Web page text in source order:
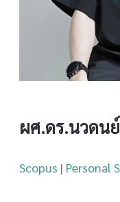
ผศ.ดร.นวดน
Scopus | Personal